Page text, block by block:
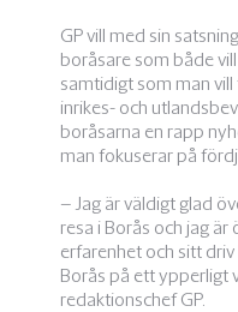
GP vill med sin
boråsare som både
samtidigt som man
inrikes- och
boråsarna en rapp
man fokuserar på
– Jag är väldigt glad
resa i Borås och jag
erfarenhet och sitt
Borås på ett ypperligt
redaktionschef GP.